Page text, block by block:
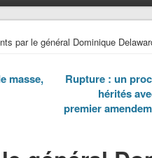
par le général Dominique
masse,
Rupture : un
hérités
premier